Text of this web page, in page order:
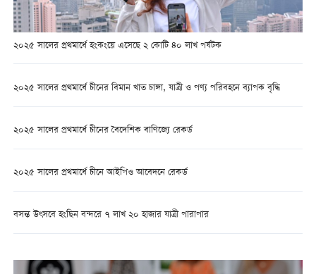
২০২৫ সালের প্রথমার্ধে হংকংয়ে এসেছে ২ কোটি ৪০ লাখ পর্যটক
২০২৫ সালের প্রথমার্ধে চীনের বিমান খাত চাঙ্গা, যাত্রী ও পণ্য পরিবহনে ব্যাপক বৃদ্ধি
২০২৫ সালের প্রথমার্ধে চীনের বৈদেশিক বাণিজ্যে রেকর্ড
২০২৫ সালের প্রথমার্ধে চীনে আইপিও আবেদনে রেকর্ড
বসন্ত উৎসবে হংছিন বন্দরে ৭ লাখ ২০ হাজার যাত্রী পারাপার